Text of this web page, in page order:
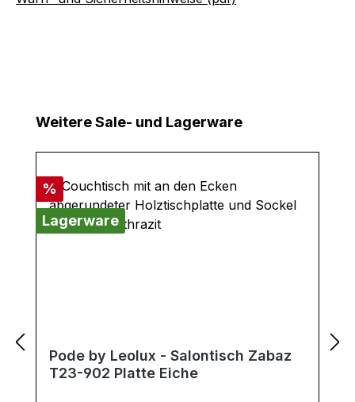
Produktgalerie überspringen
Weitere Sale- und Lagerware
Rabatt
%
Lagerware
Pode by Leolux - Salontisch Zabaz
T23-902 Platte Eiche